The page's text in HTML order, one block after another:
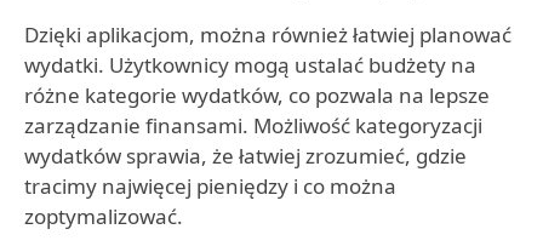
Dzięki aplikacjom, można również łatwiej planować
wydatki. Użytkownicy mogą ustalać budżety na
różne kategorie wydatków, co pozwala na lepsze
zarządzanie finansami. Możliwość kategoryzacji
wydatków sprawia, że łatwiej zrozumieć, gdzie
tracimy najwięcej pieniędzy i co można
zoptymalizować.